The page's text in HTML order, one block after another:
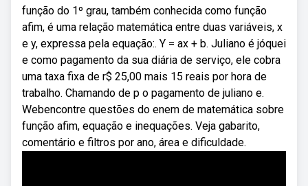
função do 1º grau, também conhecida como função
afim, é uma relação matemática entre duas variáveis, x
e y, expressa pela equação:. Y = ax + b. Juliano é jóquei
e como pagamento da sua diária de serviço, ele cobra
uma taxa fixa de r$ 25,00 mais 15 reais por hora de
trabalho. Chamando de p o pagamento de juliano e.
Webencontre questões do enem de matemática sobre
função afim, equação e inequações. Veja gabarito,
comentário e filtros por ano, área e dificuldade.